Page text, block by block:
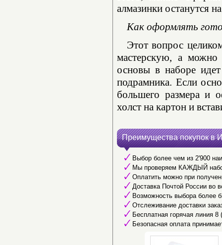
алмазинки останутся
Как оформлять
Этот вопрос
мастерскую, а можно
основы в наборе
подрамника. Если
большего размера и
холст на картон и
Преимущества покупок в
Выбор более чем из 2'900
Мы проверяем КАЖДЫЙ набор
Оплатить можно при
Доставка Почтой России во
Возможность выбора более
Отслеживание доставки
Бесплатная горячая линия
Безопасная оплата